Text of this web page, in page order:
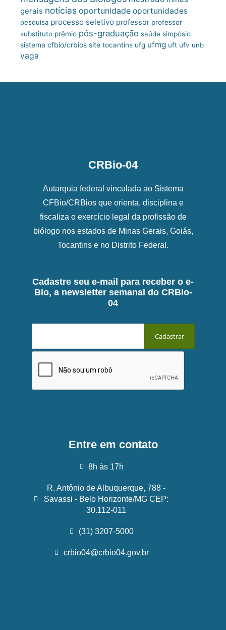
gerais notícias oportunidade oportunidades
pesquisa processo seletivo professor professor
substituto prêmio pós-graduação saúde simpósio
sistema cfbio/crbios site tocantins ufg ufmg uft ufv unb
vaga
CRBio-04
Autarquia federal vinculada ao Sistema
CFBio/CRBios que orienta, disciplina e
fiscaliza o exercício legal da profissão de
biólogo nos estados de Minas Gerais, Goiás,
Tocantins e no Distrito Federal.
Cadastre seu e-mail para receber o e-
Bio, a newsletter semanal do CRBio-
04
Entre em contato
8h às 17h
R. Antônio de Albuquerque, 788 -
Savassi - Belo Horizonte/MG CEP:
30.112-011
(31) 3207-5000
crbio04@crbio04.gov.br